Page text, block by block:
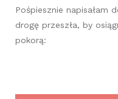
Pośpiesznie napisałam
drogę przeszła, by
pokorą: